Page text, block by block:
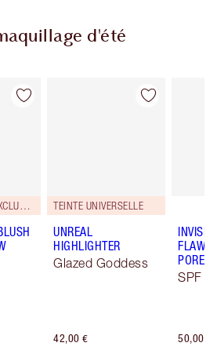
d'été
1 sur 68
NOUVEAUTÉ & EXCLUSIVITÉ!
Article 2 sur 68
TEINTE UNIVERSELLE
UNREAL
HIGHLIGHTER
Glazed Goddess
42,00 €
SPF
50,00 €